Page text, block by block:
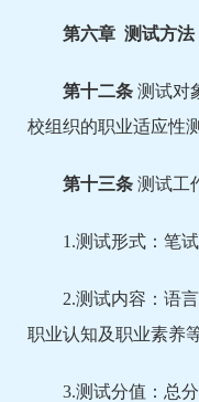
第六章 测试方法
第十二条 测试对
校组织的职业适应性
第十三条 测试工
1.测试形式：笔试
2.测试内容：语
职业认知及职业素养等
3.测试分值：总分